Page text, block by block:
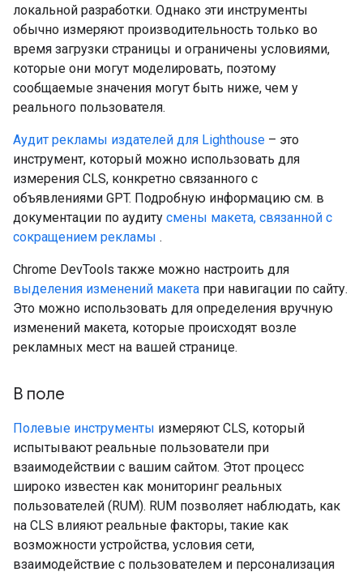
локальной разработки. Однако эти инструменты
обычно измеряют производительность только во
время загрузки страницы и ограничены условиями,
которые они могут моделировать, поэтому
сообщаемые значения могут быть ниже, чем у
реального пользователя.
Аудит рекламы издателей для Lighthouse – это
инструмент, который можно использовать для
измерения CLS, конкретно связанного с
объявлениями GPT. Подробную информацию см. в
документации по аудиту смены макета, связанной с
сокращением рекламы .
Chrome DevTools также можно настроить для
выделения изменений макета при навигации по сайту.
Это можно использовать для определения вручную
изменений макета, которые происходят возле
рекламных мест на вашей странице.
В поле
Полевые инструменты измеряют CLS, который
испытывают реальные пользователи при
взаимодействии с вашим сайтом. Этот процесс
широко известен как мониторинг реальных
пользователей (RUM). RUM позволяет наблюдать, как
на CLS влияют реальные факторы, такие как
возможности устройства, условия сети,
взаимодействие с пользователем и персонализация